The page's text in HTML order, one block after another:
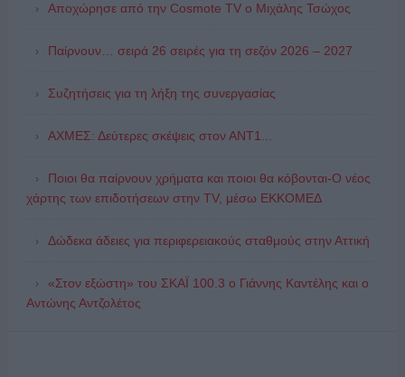
Αποχώρησε από την Cosmote TV o Μιχάλης Τσώχος
Παίρνουν… σειρά 26 σειρές για τη σεζόν 2026 – 2027
Συζητήσεις για τη λήξη της συνεργασίας
ΑΧΜΕΣ: Δεύτερες σκέψεις στον ΑΝΤ1...
Ποιοι θα παίρνουν χρήματα και ποιοι θα κόβονται-Ο νέος
χάρτης των επιδοτήσεων στην TV, μέσω ΕΚΚΟΜΕΔ
Δώδεκα άδειες για περιφερειακούς σταθμούς στην Αττική
«Στον εξώστη» του ΣΚΑΪ 100.3 ο Γιάννης Καντέλης και ο
Αντώνης Αντζολέτος